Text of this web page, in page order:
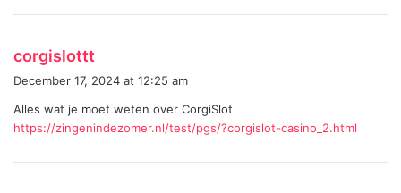
corgislottt
s
:
December 17, 2024 at 12:25 am
Alles wat je moet weten over CorgiSlot
https://zingenindezomer.nl/test/pgs/?corgislot-casino_2.html